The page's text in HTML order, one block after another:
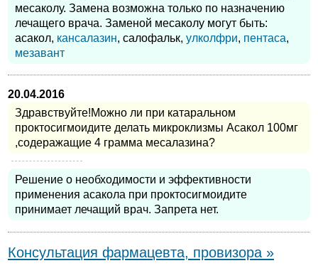
месаколу. Замена возможна только по назначению
лечащего врача. Заменой месаколу могут быть:
асакол, кансалазин, салофальк, улколфри, пентаса,
мезавант
20.04.2016
Здравствуйте!Можно ли при катаральном
проктосигмоидите делать микроклизмы Асакол 100мг
,содеражащие 4 грамма месалазина?
Решение о необходимости и эффективности
применения асакола при проктосигмоидите
принимает лечащий врач. Запрета нет.
Консультация фармацевта, провизора »